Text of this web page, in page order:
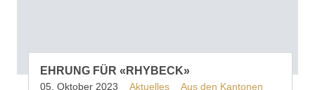
EHRUNG FÜR «RHYBECK»
05. Oktober 2023 Aktuelles
Aus den Kantonen